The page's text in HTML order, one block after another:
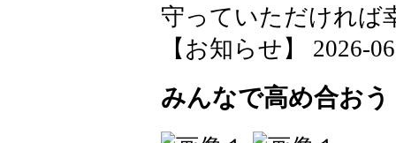
守っていただければ
【お知らせ】 2026-
みんなで高め合お